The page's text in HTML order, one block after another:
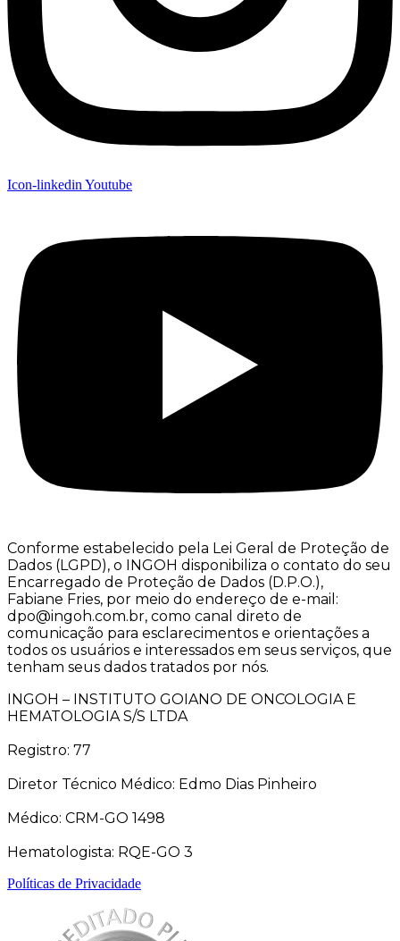
Icon-linkedin Youtube
Conforme estabelecido pela Lei Geral de Proteção de
Dados (LGPD), o INGOH disponibiliza o contato do seu
Encarregado de Proteção de Dados (D.P.O.),
Fabiane Fries, por meio do endereço de e-mail:
dpo@ingoh.com.br, como canal direto de
comunicação para esclarecimentos e orientações a
todos os usuários e interessados em seus serviços, que
tenham seus dados tratados por nós.
INGOH – INSTITUTO GOIANO DE ONCOLOGIA E
HEMATOLOGIA S/S LTDA
Registro: 77
Diretor Técnico Médico: Edmo Dias Pinheiro
Médico: CRM-GO 1498
Hematologista: RQE-GO 3
Políticas de Privacidade